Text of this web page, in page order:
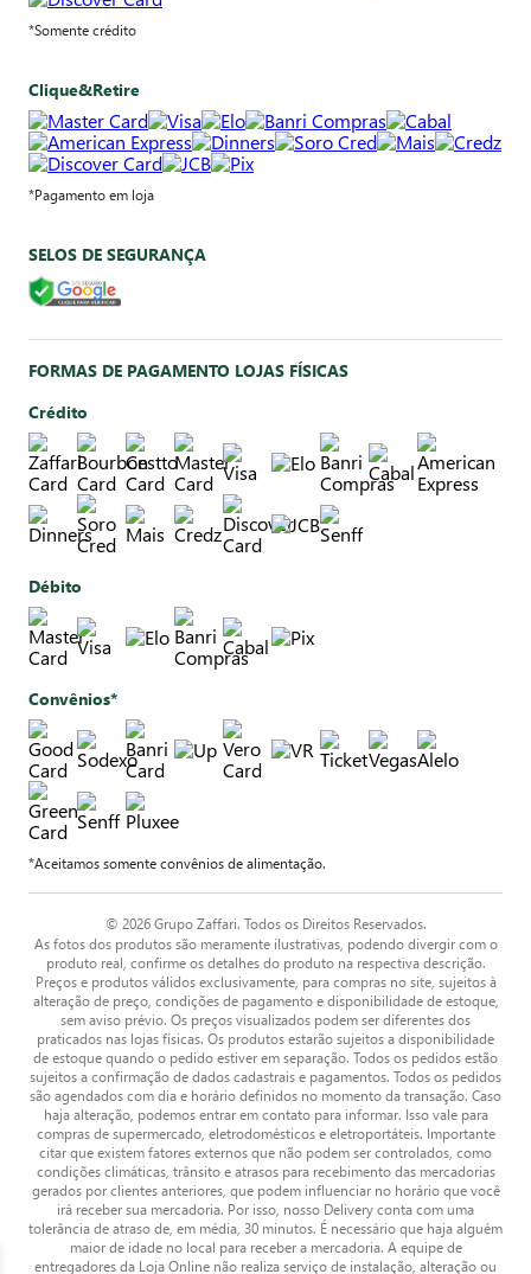
*Somente crédito
Clique&Retire
*Pagamento em loja
SELOS DE SEGURANÇA
FORMAS DE PAGAMENTO LOJAS FÍSICAS
Crédito
Débito
Convênios*
*Aceitamos somente convênios de alimentação.
© 2026 Grupo Zaffari. Todos os Direitos Reservados.
As fotos dos produtos são meramente ilustrativas, podendo divergir com o
produto real, confirme os detalhes do produto na respectiva descrição.
Preços e produtos válidos exclusivamente, para compras no site, sujeitos à
alteração de preço, condições de pagamento e disponibilidade de estoque,
sem aviso prévio. Os preços visualizados podem ser diferentes dos
praticados nas lojas físicas. Os produtos estarão sujeitos a disponibilidade
de estoque quando o pedido estiver em separação. Todos os pedidos estão
sujeitos a confirmação de dados cadastrais e pagamentos. Todos os pedidos
são agendados com dia e horário definidos no momento da transação. Caso
haja alteração, podemos entrar em contato para informar. Isso vale para
compras de supermercado, eletrodomésticos e eletroportáteis. Importante
citar que existem fatores externos que não podem ser controlados, como
condições climáticas, trânsito e atrasos para recebimento das mercadorias
gerados por clientes anteriores, que podem influenciar no horário que você
irá receber sua mercadoria. Por isso, nosso Delivery conta com uma
tolerância de atraso de, em média, 30 minutos. É necessário que haja alguém
maior de idade no local para receber a mercadoria. A equipe de
entregadores da Loja Online não realiza serviço de instalação, alteração ou